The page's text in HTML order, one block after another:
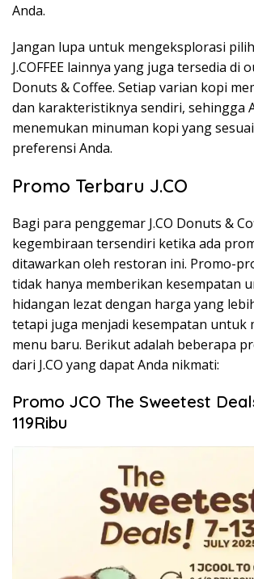
Anda.
Jangan lupa untuk mengeksplorasi
J.COFFEE lainnya yang juga tersedia di
Donuts & Coffee. Setiap varian kopi
dan karakteristiknya sendiri, sehingga
menemukan minuman kopi yang
preferensi Anda.
Promo Terbaru J.CO
Bagi para penggemar J.CO Donuts &
kegembiraan tersendiri ketika ada
ditawarkan oleh restoran ini. Promo-
tidak hanya memberikan kesempatan
hidangan lezat dengan harga yang
tetapi juga menjadi kesempatan untuk
menu baru. Berikut adalah beberapa
dari J.CO yang dapat Anda nikmati:
Promo JCO The Sweetest
119Ribu